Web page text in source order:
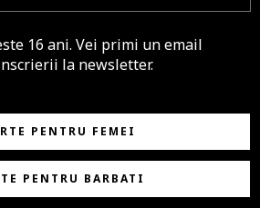
16 ani. Vei primi un email
la newsletter.
PENTRU FEMEI
PENTRU BARBATI